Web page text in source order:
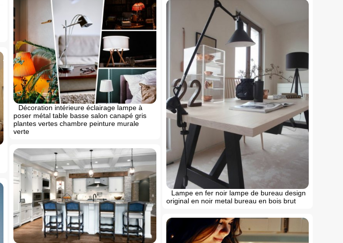
Décoration intérieure éclairage lampe à
poser métal table basse salon canapé gris
plantes vertes chambre peinture murale
verte
Lampe en fer noir lampe de bureau design
original en noir metal bureau en bois brut